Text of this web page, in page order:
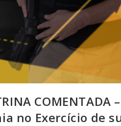
no Exercício de